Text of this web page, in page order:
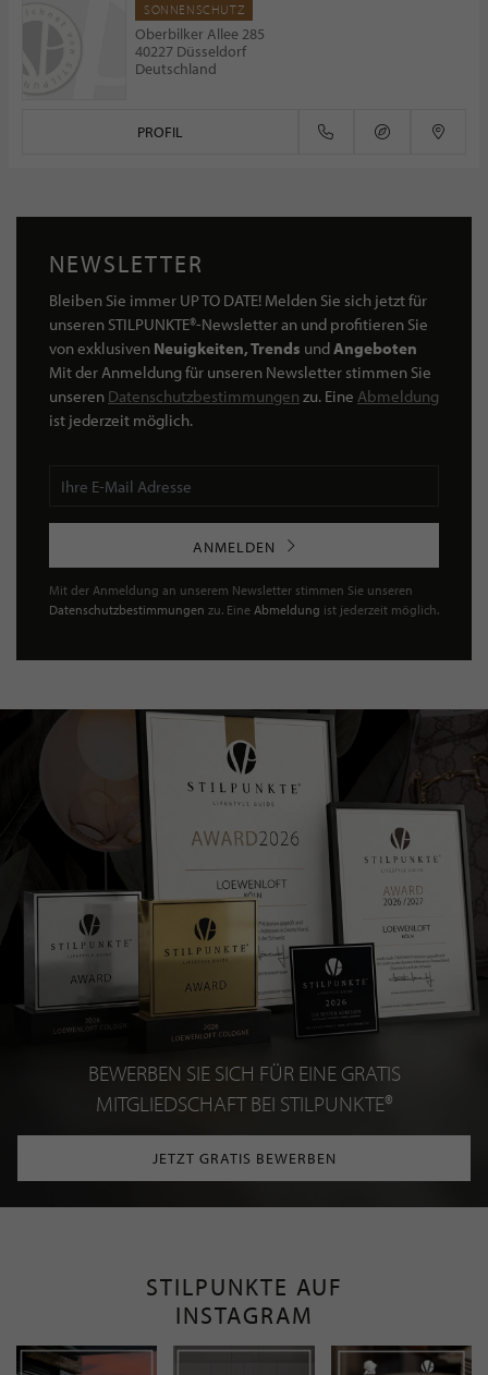
SONNENSCHUTZ
Oberbilker Allee 285
40227 Düsseldorf
Deutschland
PROFIL
NEWSLETTER
Bleiben Sie immer UP TO DATE! Melden Sie sich jetzt für
unseren STILPUNKTE®-Newsletter an und profitieren Sie
von exklusiven Neuigkeiten, Trends undAngeboten
Mit der Anmeldung für unseren Newsletter stimmen Sie
unseren Datenschutzbestimmungen zu. Eine Abmeldung
ist jederzeit möglich.
ANMELDEN
Mit der Anmeldung an unserem Newsletter stimmen Sie unseren
Datenschutzbestimmungen zu. Eine Abmeldung ist jederzeit möglich.
BEWERBEN SIE SICH FÜR EINE GRATIS
MITGLIEDSCHAFT BEI STILPUNKTE®
JETZT GRATIS BEWERBEN
STILPUNKTE AUF
INSTAGRAM